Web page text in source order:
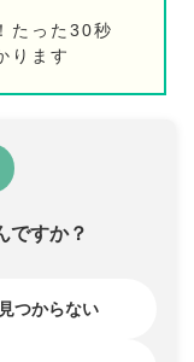
たった30秒
ります